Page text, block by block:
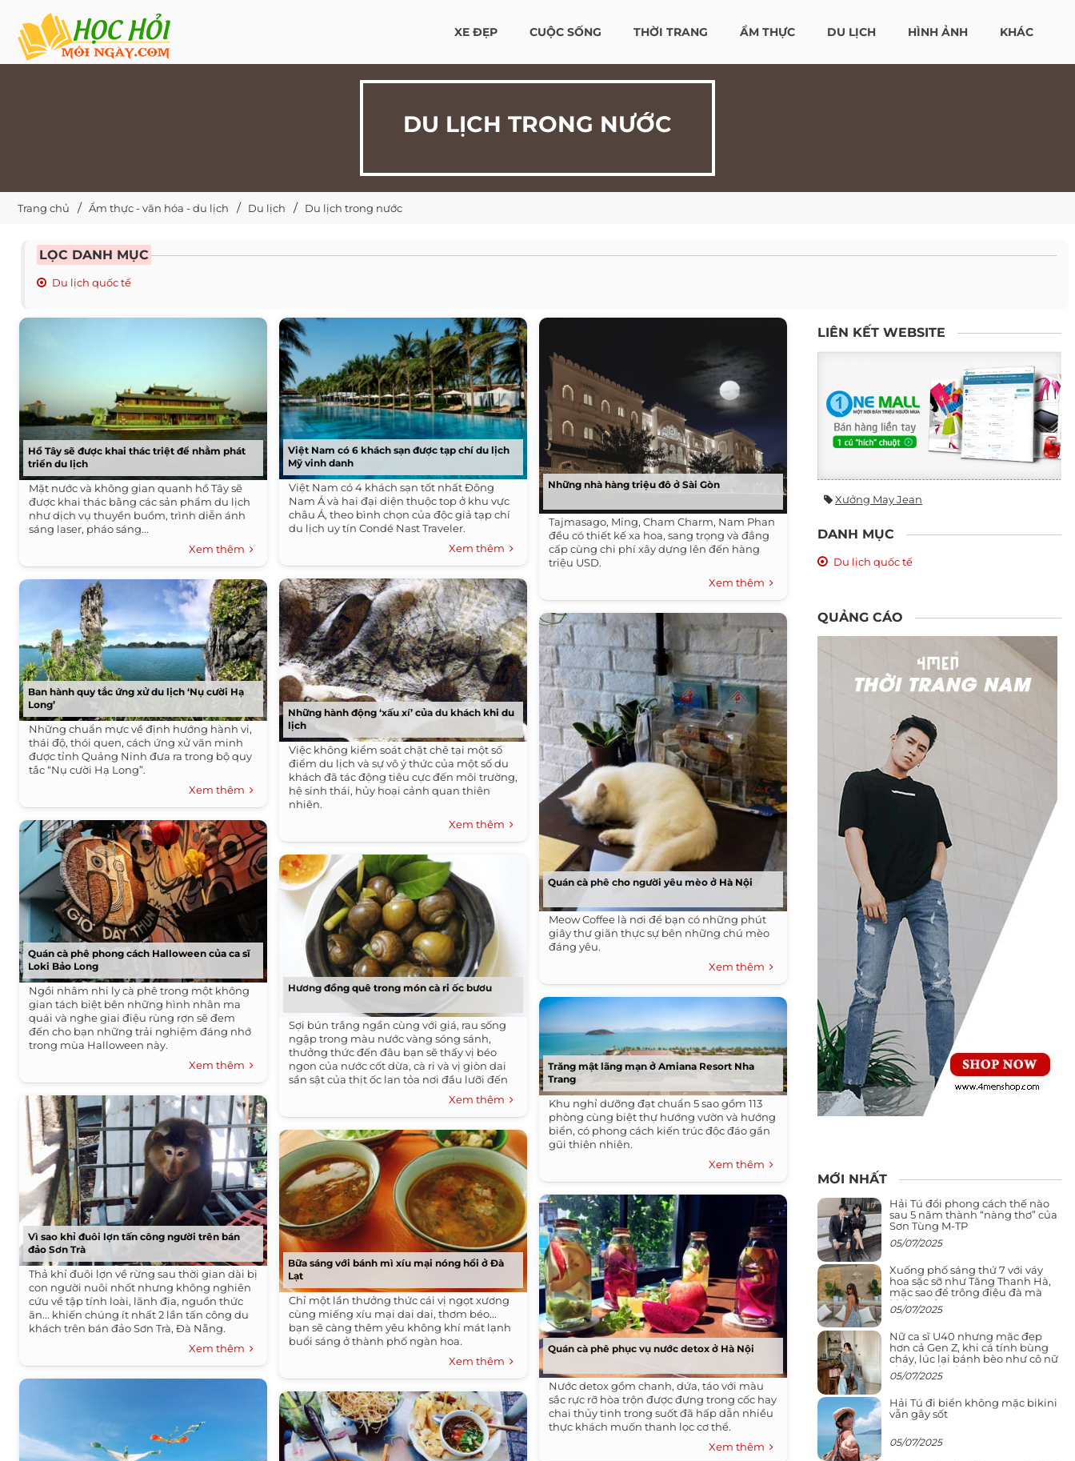
XE ĐẸP CUỘC SỐNG THỜI TRANG ẨM THỰC DU LỊCH HÌNH ẢNH KHÁC
DU LỊCH TRONG NƯỚC
Trang chủ Ẩm thực - văn hóa - du lịch Du lịch Du lịch trong nước
LỌC DANH MỤC
Du lịch quốc tế
Hồ Tây sẽ được khai thác triệt để nhằm phát
triển du lịch
Mặt nước và không gian quanh hồ Tây sẽ
được khai thác bằng các sản phẩm du lịch
như dịch vụ thuyền buồm, trình diễn ánh
sáng laser, pháo sáng...
Xem thêm
Ban hành quy tắc ứng xử du lịch ‘Nụ cười Hạ
Long’
Những chuẩn mực về định hướng hành vi,
thái độ, thói quen, cách ứng xử văn minh
được tỉnh Quảng Ninh đưa ra trong bộ quy
tắc “Nụ cười Hạ Long”.
Xem thêm
Quán cà phê phong cách Halloween của ca sĩ
Loki Bảo Long
Ngồi nhâm nhi ly cà phê trong một không
gian tách biệt bên những hình nhân ma
quái và nghe giai điệu rùng rợn sẽ đem
đến cho bạn những trải nghiệm đáng nhớ
trong mùa Halloween này.
Xem thêm
Vì sao khỉ đuôi lợn tấn công người trên bán
đảo Sơn Trà
Thả khỉ đuôi lợn về rừng sau thời gian dài bị
con người nuôi nhốt nhưng không nghiên
cứu về tập tính loài, lãnh địa, nguồn thức
ăn... khiến chúng ít nhất 2 lần tấn công du
khách trên bán đảo Sơn Trà, Đà Nẵng.
Xem thêm
Việt Nam có 6 khách sạn được tạp chí du lịch
Mỹ vinh danh
Việt Nam có 4 khách sạn tốt nhất Đông
Nam Á và hai đại diện thuộc top ở khu vực
châu Á, theo bình chọn của độc giả tạp chí
du lịch uy tín Condé Nast Traveler.
Xem thêm
Những hành động ‘xấu xí’ của du khách khi du
lịch
Việc không kiểm soát chặt chẽ tại một số
điểm du lịch và sự vô ý thức của một số du
khách đã tác động tiêu cực đến môi trường,
hệ sinh thái, hủy hoại cảnh quan thiên
nhiên.
Xem thêm
Hương đồng quê trong món cà ri ốc bươu
Sợi bún trắng ngần cùng với giá, rau sống
ngập trong màu nước vàng sóng sánh,
thưởng thức đến đâu bạn sẽ thấy vị béo
ngon của nước cốt dừa, cà ri và vị giòn dai
sần sật của thịt ốc lan tỏa nơi đầu lưỡi đến
Xem thêm
Bữa sáng với bánh mì xíu mại nóng hổi ở Đà
Lạt
Chỉ một lần thưởng thức cái vị ngọt xương
cùng miếng xíu mại dai dai, thơm béo...
bạn sẽ càng thêm yêu không khí mát lạnh
buổi sáng ở thành phố ngàn hoa.
Xem thêm
Những nhà hàng triệu đô ở Sài Gòn
Tajmasago, Ming, Cham Charm, Nam Phan
đều có thiết kế xa hoa, sang trọng và đẳng
cấp cùng chi phí xây dựng lên đến hàng
triệu USD.
Xem thêm
Quán cà phê cho người yêu mèo ở Hà Nội
Meow Coffee là nơi để bạn có những phút
giây thư giãn thực sự bên những chú mèo
đáng yêu.
Xem thêm
Trăng mật lãng mạn ở Amiana Resort Nha
Trang
Khu nghỉ dưỡng đạt chuẩn 5 sao gồm 113
phòng cùng biệt thự hướng vườn và hướng
biển, có phong cách kiến trúc độc đáo gần
gũi thiên nhiên.
Xem thêm
Quán cà phê phục vụ nước detox ở Hà Nội
Nước detox gồm chanh, dứa, táo với màu
sắc rực rỡ hòa trộn được đựng trong cốc hay
chai thủy tinh trong suốt đã hấp dẫn nhiều
thực khách muốn thanh lọc cơ thể.
Xem thêm
LIÊN KẾT WEBSITE
Xưởng May Jean
DANH MỤC
Du lịch quốc tế
QUẢNG CÁO
MỚI NHẤT
Hải Tú đổi phong cách thế nào
sau 5 năm thành “nàng thơ” của
Sơn Tùng M-TP
05/07/2025
Xuống phố sáng thứ 7 với váy
hoa sặc sỡ như Tăng Thanh Hà,
mặc sao để trông điệu đà mà
không sến
05/07/2025
Nữ ca sĩ U40 nhưng mặc đẹp
hơn cả Gen Z, khi cá tính bùng
cháy, lúc lại bánh bèo như cô nữ
chính ngôn tình
05/07/2025
Hải Tú đi biển không mặc bikini
vẫn gây sốt
05/07/2025